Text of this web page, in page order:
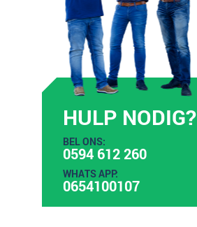
HULP NODIG?
BEL ONS:
0594 612 260
WHATS APP:
0654100107